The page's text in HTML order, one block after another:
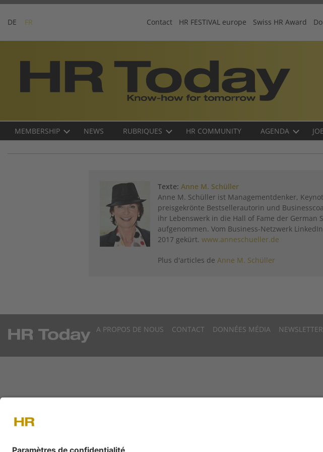
Skip
content
DE FR Contact HR FESTIVAL europe Swiss HR Award
Main
MEMBERSHIP NEWS RUBRIQUES HR COMMUNITY AGENDA
Texte:Anne M. Schüller
Anne M. Schüller ist Managementdenker,
preisgekrönte Bestsellerautorin und
ihr Lebenswerk in die Hall of Fame der German
aufgenommen. Vom Business-Netzwerk
2017 gekürt.www.anneschueller.de
Plus d'articles deAnne M. Schüller
A PROPOS DE NOUS CONTACT DONNÉES MÉDIA NEWSLETTER